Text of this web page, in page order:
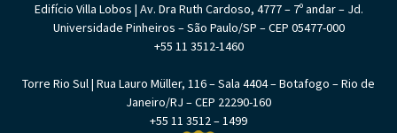
Edifício Villa Lobos | Av. Dra Ruth Cardoso, 4777 – 7º andar – Jd.
Universidade Pinheiros – São Paulo/SP – CEP 05477-000
+55 11 3512-1460
Torre Rio Sul | Rua Lauro Müller, 116 – Sala 4404 – Botafogo – Rio de
Janeiro/RJ – CEP 22290-160
+55 11 3512 – 1499